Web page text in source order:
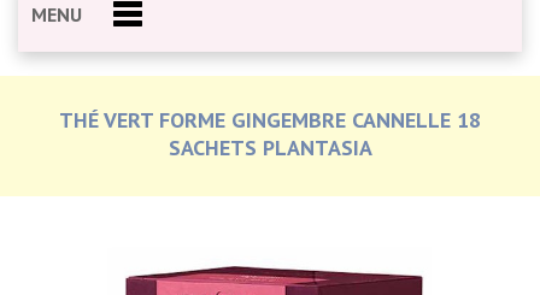
MENU
THÉ VERT FORME GINGEMBRE CANNELLE 18
SACHETS PLANTASIA